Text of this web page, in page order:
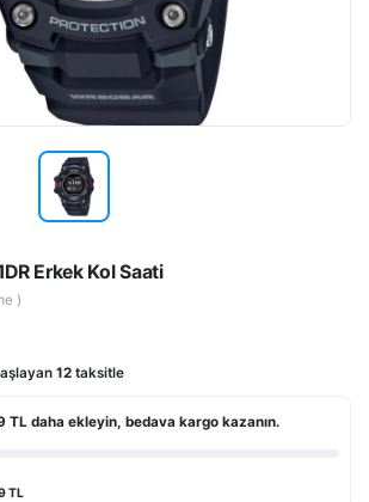
Erkek Kol Saati
)
12 taksitle
TL daha ekleyin, bedava kargo kazanın.
TL